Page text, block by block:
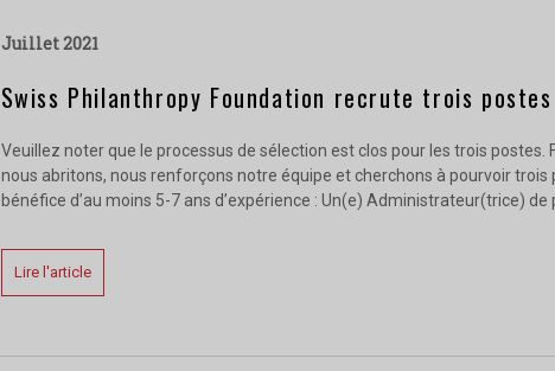
juillet 2021
Swiss Philanthropy Foundation recrute trois
Veuillez noter que le processus de sélection est clos pour les trois
nous abritons, nous renforçons notre équipe et cherchons à pourvoir
bénéfice d’au moins 5-7 ans d’expérience : Un(e) Administrateur(trice) de
Lire l'article